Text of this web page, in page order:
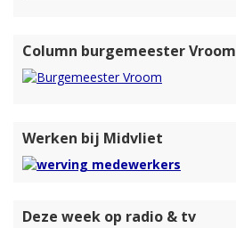
Column burgemeester Vroom
Werken bij Midvliet
Deze week op radio & tv